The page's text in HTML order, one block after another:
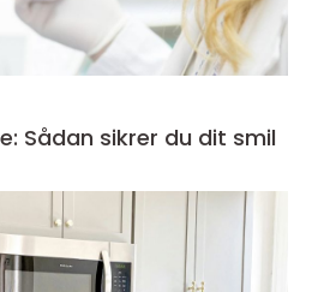
Sådan sikrer du dit smil